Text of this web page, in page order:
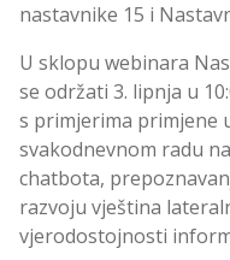
nastavnike 15 i
U sklopu webinara
se održati 3. lipnja u
s primjerima primjene
svakodnevnom radu
chatbota,
razvoju vještina
vjerodostojnosti